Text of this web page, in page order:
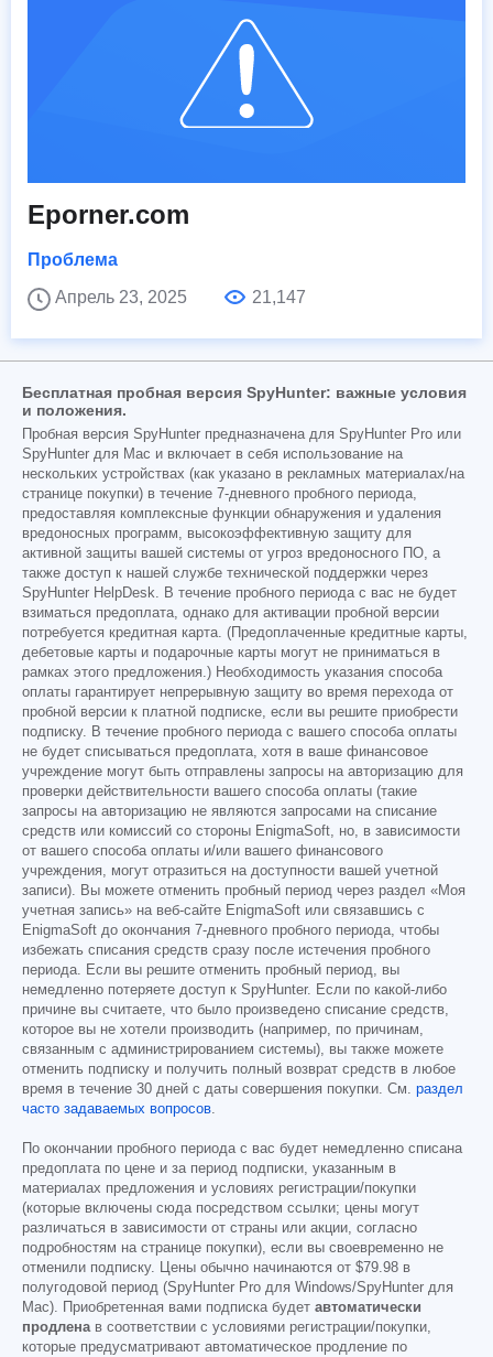
Eporner.com
Проблема
Апрель 23, 2025
21,147
Бесплатная пробная версия SpyHunter: важные условия
и положения.
Пробная версия SpyHunter предназначена для SpyHunter Pro или
SpyHunter для Mac и включает в себя использование на
нескольких устройствах (как указано в рекламных материалах/на
странице покупки) в течение 7-дневного пробного периода,
предоставляя комплексные функции обнаружения и удаления
вредоносных программ, высокоэффективную защиту для
активной защиты вашей системы от угроз вредоносного ПО, а
также доступ к нашей службе технической поддержки через
SpyHunter HelpDesk. В течение пробного периода с вас не будет
взиматься предоплата, однако для активации пробной версии
потребуется кредитная карта. (Предоплаченные кредитные карты,
дебетовые карты и подарочные карты могут не приниматься в
рамках этого предложения.) Необходимость указания способа
оплаты гарантирует непрерывную защиту во время перехода от
пробной версии к платной подписке, если вы решите приобрести
подписку. В течение пробного периода с вашего способа оплаты
не будет списываться предоплата, хотя в ваше финансовое
учреждение могут быть отправлены запросы на авторизацию для
проверки действительности вашего способа оплаты (такие
запросы на авторизацию не являются запросами на списание
средств или комиссий со стороны EnigmaSoft, но, в зависимости
от вашего способа оплаты и/или вашего финансового
учреждения, могут отразиться на доступности вашей учетной
записи). Вы можете отменить пробный период через раздел «Моя
учетная запись» на веб-сайте EnigmaSoft или связавшись с
EnigmaSoft до окончания 7-дневного пробного периода, чтобы
избежать списания средств сразу после истечения пробного
периода. Если вы решите отменить пробный период, вы
немедленно потеряете доступ к SpyHunter. Если по какой-либо
причине вы считаете, что было произведено списание средств,
которое вы не хотели производить (например, по причинам,
связанным с администрированием системы), вы также можете
отменить подписку и получить полный возврат средств в любое
время в течение 30 дней с даты совершения покупки. См. раздел
часто задаваемых вопросов.
По окончании пробного периода с вас будет немедленно списана
предоплата по цене и за период подписки, указанным в
материалах предложения и условиях регистрации/покупки
(которые включены сюда посредством ссылки; цены могут
различаться в зависимости от страны или акции, согласно
подробностям на странице покупки), если вы своевременно не
отменили подписку. Цены обычно начинаются от $79.98 в
полугодовой период (SpyHunter Pro для Windows/SpyHunter для
Mac). Приобретенная вами подписка будет автоматически
продленав соответствии с условиями регистрации/покупки,
которые предусматривают автоматическое продление по